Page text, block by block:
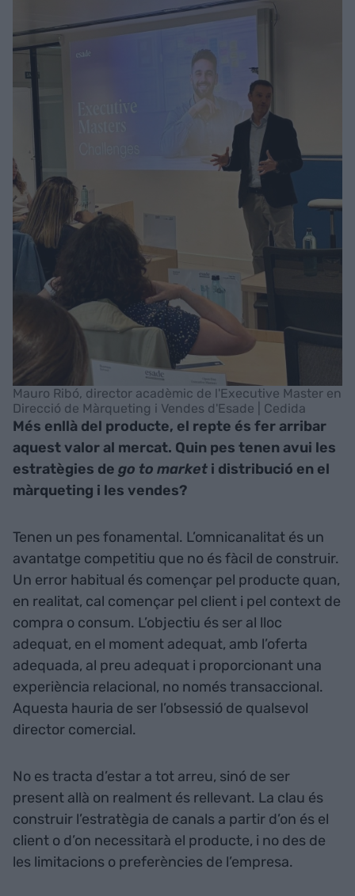
Mauro Ribó, director acadèmic de l'Executive Master en
Direcció de Màrqueting i Vendes d'Esade | Cedida
Més enllà del producte, el repte és fer arribar
aquest valor al mercat. Quin pes tenen avui les
estratègies de go to market i distribució en el
màrqueting i les vendes?
Tenen un pes fonamental. L’omnicanalitat és un
avantatge competitiu que no és fàcil de construir.
Un error habitual és començar pel producte quan,
en realitat, cal començar pel client i pel context de
compra o consum. L’objectiu és ser al lloc
adequat, en el moment adequat, amb l’oferta
adequada, al preu adequat i proporcionant una
experiència relacional, no només transaccional.
Aquesta hauria de ser l’obsessió de qualsevol
director comercial.
No es tracta d’estar a tot arreu, sinó de ser
present allà on realment és rellevant. La clau és
construir l’estratègia de canals a partir d’on és el
client o d’on necessitarà el producte, i no des de
les limitacions o preferències de l’empresa.